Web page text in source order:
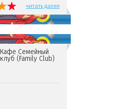
читать далее
Кафе Семейный
клуб (Family Сlub)